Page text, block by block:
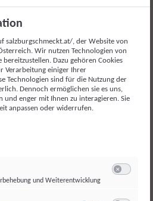
und
salzburgschmeckt.at/, der Website von
Wir nutzen Technologien von
Dazu gehören Cookies
Verarbeitung einiger Ihrer
Technologien sind für die Nutzung der
Dennoch ermöglichen sie es uns,
und enger mit Ihnen zu interagieren. Sie
anpassen oder widerrufen.
und Weiterentwicklung